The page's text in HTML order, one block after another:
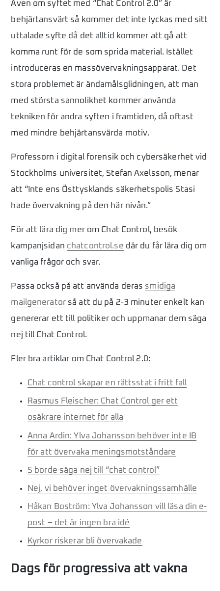
Även om syftet med “Chat Control 2.0” är
behjärtansvärt så kommer det inte lyckas med sitt
uttalade syfte då det alltid kommer att gå att
komma runt för de som sprida material. ­Istället
introduceras en massövervakningsapparat. Det
stora problemet är ändamålsglidningen, att man
med största sannolikhet kommer använda
tekniken för andra syften i framtiden, då oftast
med mindre behjärtansvärda motiv.
Professorn i digital forensik och cybersäkerhet vid
Stockholms universitet, Stefan Axelsson, menar
att “Inte ens Östtysklands säkerhetspolis Stasi
hade övervakning på den här nivån.”
För att lära dig mer om Chat Control, besök
kampanjsidan chatcontrol.se där du får lära dig om
vanliga frågor och svar.
Passa också på att använda deras smidiga
mailgeneratorså att du på 2-3 minuter enkelt kan
genererar ett till politiker och uppmanar dem säga
nej till Chat Control.
Fler bra artiklar om Chat Control 2.0:
Chat control skapar en rättsstat i fritt fall
Rasmus Fleischer: Chat Control ger ett
osäkrare internet för alla
Anna Ardin: Ylva Johansson behöver inte IB
för att övervaka meningsmotståndare
S borde säga nej till “chat control”
Nej, vi behöver inget övervakningssamhälle
Håkan Boström: Ylva Johansson vill läsa din e-
post – det är ingen bra idé
Kyrkor ­riskerar bli övervakade
Dags för progressiva att vakna